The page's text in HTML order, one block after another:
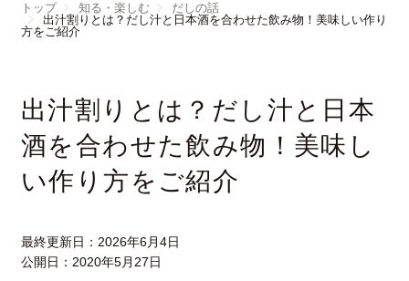
トップ 知る・楽しむ
だしの話
出汁割りとは？だし汁と日本酒を合わせた飲み物！美味しい作り
方をご紹介
出汁割りとは？だし汁と日本
酒を合わせた飲み物！美味し
い作り方をご紹介
最終更新日： 2026年6月4日
公開日： 2020年5月27日